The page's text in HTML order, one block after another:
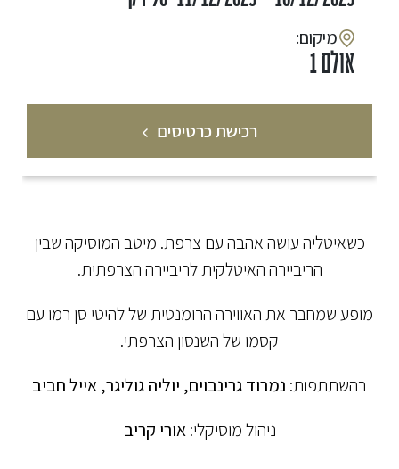
:מיקום
אולם 1
רכישת כרטיסים
כשאיטליה עושה אהבה עם צרפת. מיטב המוסיקה שבין
הריביירה האיטלקית לריביירה הצרפתית.
מופע שמחבר את האווירה הרומנטית של להיטי סן רמו עם
קסמו של השנסון הצרפתי.
בהשתתפות: נמרוד גרינבוים, יוליה גוליגר, אייל חביב
ניהול מוסיקלי:אורי קריב